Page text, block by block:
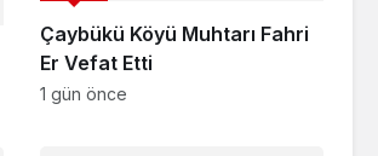
Çaybükü Köyü Muhtarı Fahri
Er Vefat Etti
1 gün önce